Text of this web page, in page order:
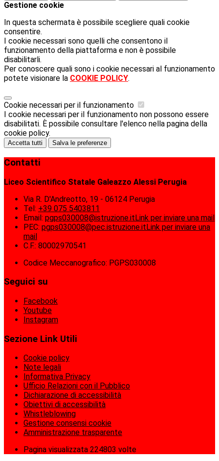
Gestione cookie
In questa schermata è possibile scegliere quali cookie
consentire.
I cookie necessari sono quelli che consentono il
funzionamento della piattaforma e non è possibile
disabilitarli.
Per conoscere quali sono i cookie necessari al funzionamento
potete visionare la COOKIE POLICY.
Cookie necessari per il funzionamento
I cookie necessari per il funzionamento non possono essere
disabilitati. È possibile consultare l'elenco nella pagina della
cookie policy.
Accetta tutti Salva le preferenze
Contatti
Liceo Scientifico Statale Galeazzo Alessi Perugia
Via R. D'Andreotto, 19 - 06124 Perugia
Tel: +39 075 5403811
Email: pgps030008@istruzione.itLink per inviare una mail
PEC: pgps030008@pec.istruzione.itLink per inviare una
mail
C.F.: 80002970541
Codice Meccanografico: PGPS030008
Seguici su
Facebook
Youtube
Instagram
Sezione Link Utili
Cookie policy
Note legali
Informativa Privacy
Ufficio Relazioni con il Pubblico
Dichiarazione di accessibilità
Obiettivi di accessibilità
Whistleblowing
Gestione consensi cookie
Amministrazione trasparente
Pagina visualizzata 224803 volte